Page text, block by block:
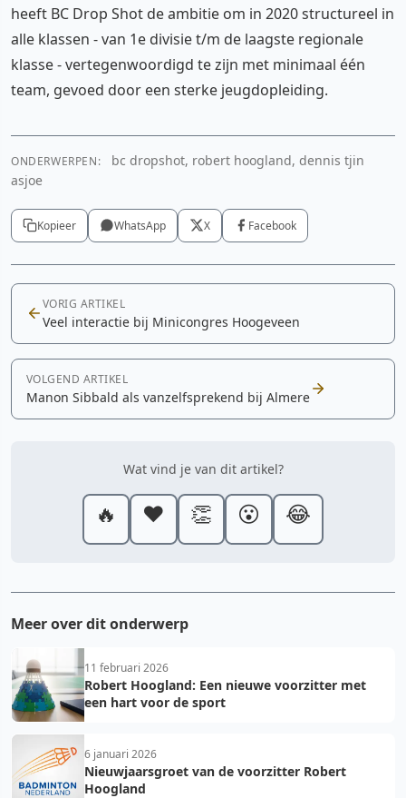
heeft BC Drop Shot de ambitie om in 2020 structureel in
alle klassen - van 1e divisie t/m de laagste regionale
klasse - vertegenwoordigd te zijn met minimaal één
team, gevoed door een sterke jeugdopleiding.
ONDERWERPEN:
bc dropshot, robert hoogland, dennis tjin
asjoe
Kopieer WhatsApp X Facebook
VORIG ARTIKEL
Veel interactie bij Minicongres Hoogeveen
VOLGEND ARTIKEL
Manon Sibbald als vanzelfsprekend bij Almere
Wat vind je van dit artikel?
🔥 ❤️ 👏 😮 😂
Meer over dit onderwerp
11 februari 2026
Robert Hoogland: Een nieuwe voorzitter met
een hart voor de sport
6 januari 2026
Nieuwjaarsgroet van de voorzitter Robert
Hoogland